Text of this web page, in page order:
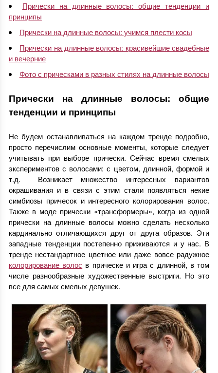
Прически на длинные волосы: общие тенденции и
принципы
Прически на длинные волосы: учимся плести косы
Прически на длинные волосы: красивейшие свадебные
и вечерние
Фото с прическами в разных стилях на длинные волосы
Прически на длинные волосы: общие
тенденции и принципы
Не будем останавливаться на каждом тренде подробно,
просто перечислим основные моменты, которые следует
учитывать при выборе прически. Сейчас время смелых
экспериментов с волосами: с цветом, длинной, формой и
т.д. Возникает множество интересных вариантов
окрашивания и в связи с этим стали появляться некие
симбиозы причесок и интересного колорирования волос.
Также в моде прически «трансформеры», когда из одной
прически на длинные волосы можно сделать несколько
кардинально отличающихся друг от друга образов. Эти
западные тенденции постепенно приживаются и у нас. В
тренде нестандартное цветное или даже вовсе радужное
колорирование волос в прическе и игра с длинной, в том
числе разнообразные художественные выстриги. Но это
все для самых смелых девушек.